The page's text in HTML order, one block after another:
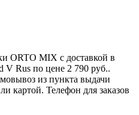
ORTO MIX с доставкой в
V Rus по цене 2 790 руб..
из пункта выдачи
картой. Телефон для заказов